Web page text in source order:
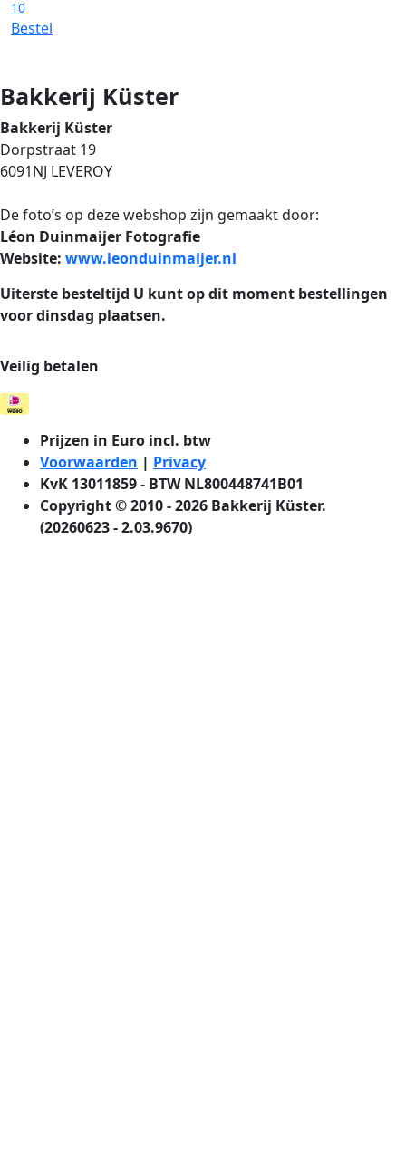
10
Bestel
Bakkerij Küster
Bakkerij Küster
Dorpstraat 19
6091NJ LEVEROY
De foto’s op deze webshop zijn gemaakt door:
Léon Duinmaijer Fotografie
Website: www.leonduinmaijer.nl
Uiterste besteltijd U kunt op dit moment bestellingen
voor dinsdag plaatsen.
Veilig betalen
Prijzen in Euro incl. btw
Voorwaarden | Privacy
KvK 13011859 - BTW NL800448741B01
Copyright © 2010 - 2026 Bakkerij Küster.
(20260623 - 2.03.9670)